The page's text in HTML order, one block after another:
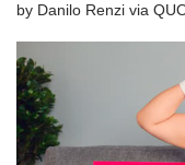
by Danilo Renzi via